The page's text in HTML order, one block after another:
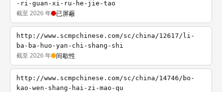
-ri-guan-xi-ru-he-jie-tao
截至 2026 年 已屏蔽
http://www.scmpchinese.com/sc/china/12617/li-
ba-ba-huo-yan-chi-shang-shi
截至 2026 年 间歇性
http://www.scmpchinese.com/sc/china/14746/bo-
kao-wen-shang-hai-zi-mao-qu